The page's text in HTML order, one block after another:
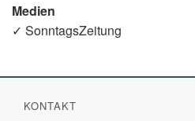
Medien
✓ SonntagsZeitung
KONTAKT